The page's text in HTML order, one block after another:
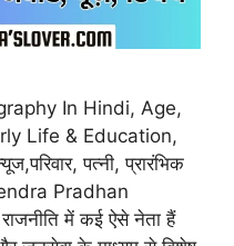
In Hindi, Age,
Life & Education,
पत्नी, प्रारंभिक
Pradhan
में कई ऐसे नेता हैं